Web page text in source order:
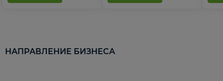
НАПРАВЛЕНИЕ БИЗНЕСА